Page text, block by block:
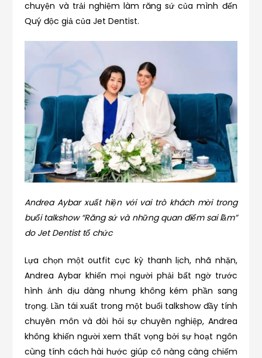
chuyện và trải nghiệm làm răng sứ của mình đến
Quý độc giả của Jet Dentist.
Andrea Aybar xuất hiện với vai trò khách mời trong
buổi talkshow “Răng sứ và những quan điểm sai lầm”
do Jet Dentist tổ chức
Lựa chọn một outfit cực kỳ thanh lịch, nhã nhặn,
Andrea Aybar khiến mọi người phải bất ngờ trước
hình ảnh dịu dàng nhưng không kém phần sang
trọng. Lần tái xuất trong một buổi talkshow đầy tính
chuyên môn và đòi hỏi sự chuyên nghiệp, Andrea
không khiến người xem thất vọng bởi sự hoạt ngôn
cùng tính cách hài hước giúp cô nàng càng chiếm